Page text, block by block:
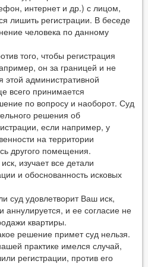
интернет и др.) с лицом,
лишить регистрации. В беседе
человека по данному
того, чтобы регистрация
он за границей и не
этой административной
всего принимается
по вопросу и наоборот. Суд
решения об
если например, у
на территории
другого помещения.
изучает все детали
и обоснованность исковых
суд удовлетворит Ваш иск,
аннулируется, и ее согласие не
квартиры.
решение примет суд нельзя.
практике имелся случай,
регистрации, против его